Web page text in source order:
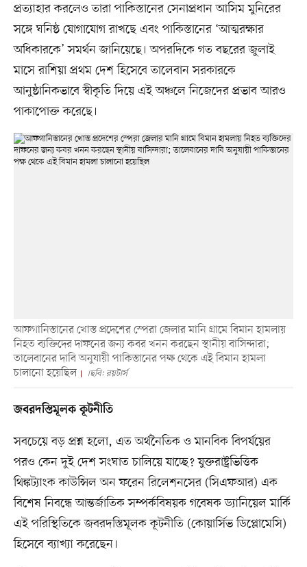
প্রত্যাহার করলেও তারা পাকিস্তানের সেনাপ্রধান আসিম মুনিরের
সঙ্গে ঘনিষ্ঠ যোগাযোগ রাখছে এবং পাকিস্তানের ‘আত্মরক্ষার
অধিকারকে’ সমর্থন জানিয়েছে। অপরদিকে গত বছরের জুলাই
মাসে রাশিয়া প্রথম দেশ হিসেবে তালেবান সরকারকে
আনুষ্ঠানিকভাবে স্বীকৃতি দিয়ে এই অঞ্চলে নিজেদের প্রভাব আরও
পাকাপোক্ত করেছে।
আফগানিস্তানের খোস্ত প্রদেশের স্পেরা জেলার মানি গ্রামে বিমান হামলায়
নিহত ব্যক্তিদের দাফনের জন্য কবর খনন করছেন স্থানীয় বাসিন্দারা;
তালেবানের দাবি অনুযায়ী পাকিস্তানের পক্ষ থেকে এই বিমান হামলা
চালানো হয়েছিল
।ছবি: রয়টার্স
জবরদস্তিমূলক কূটনীতি
সবচেয়ে বড় প্রশ্ন হলো, এত অর্থনৈতিক ও মানবিক বিপর্যয়ের
পরও কেন দুই দেশ সংঘাত চালিয়ে যাচ্ছে? যুক্তরাষ্ট্রভিত্তিক
থিঙ্কট্যাংক কাউন্সিল অন ফরেন রিলেশনসের (সিএফআর) এক
বিশেষ নিবন্ধে আন্তর্জাতিক সম্পর্কবিষয়ক গবেষক ড্যানিয়েল মার্কি
এই পরিস্থিতিকে জবরদস্তিমূলক কূটনীতি (কোয়ার্সিভ ডিপ্লোমেসি)
হিসেবে ব্যাখ্যা করেছেন।